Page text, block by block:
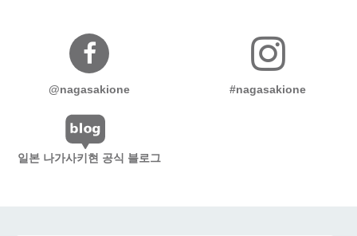
@nagasakione #nagasakione
일본 나가사키현 공식 블로그